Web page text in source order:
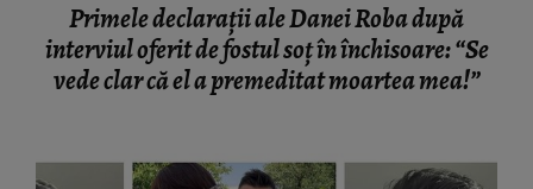
Primele declarații ale Danei Roba după
interviul oferit de fostul soț în închisoare: “Se
vede clar că el a premeditat moartea mea!”